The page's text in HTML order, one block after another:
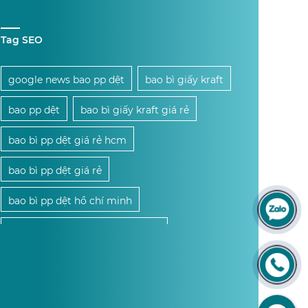
Tag SEO
google news bao pp dệt bao bì giấy kraft
bao pp dệt bao bì giấy kraft giá rẻ
bao bì pp dệt giá rẻ hcm
bao bì pp dệt giá rẻ
bao bì pp dệt hồ chí minh